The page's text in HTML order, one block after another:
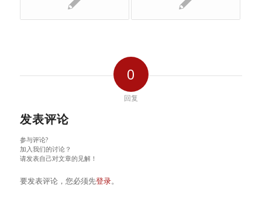
0
回复
发表评论
参与评论?
加入我们的讨论？
请发表自己对文章的见解！
要发表评论，您必须先登录。